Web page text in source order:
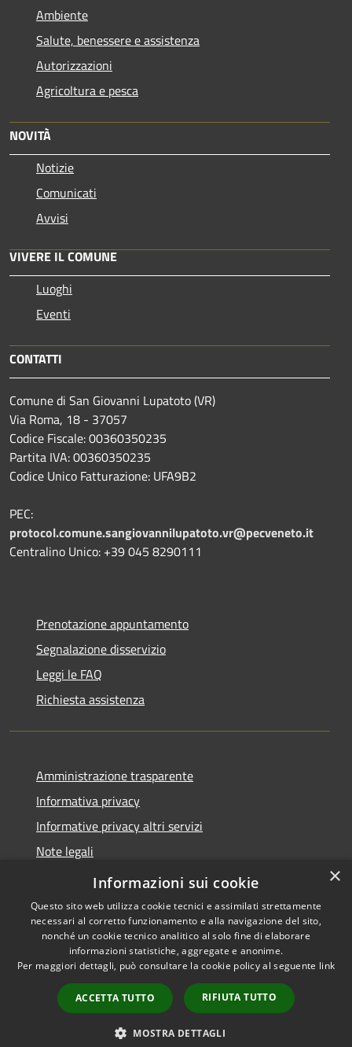
Ambiente
Salute, benessere e assistenza
Autorizzazioni
Agricoltura e pesca
NOVITÀ
Notizie
Comunicati
Avvisi
VIVERE IL COMUNE
Luoghi
Eventi
CONTATTI
Comune di San Giovanni Lupatoto (VR)
Via Roma, 18 - 37057
Codice Fiscale: 00360350235
Partita IVA: 00360350235
Codice Unico Fatturazione: UFA9B2
PEC:
protocol.comune.sangiovannilupatoto.vr@pecveneto.it
Centralino Unico: +39 045 8290111
Prenotazione appuntamento
Segnalazione disservizio
Leggi le FAQ
Richiesta assistenza
Amministrazione trasparente
Informativa privacy
Informative privacy altri servizi
Note legali
Dichiarazione di accessibilità
Accessibilità
Copyright © 2026 • Comune di
San Giovanni Lupatoto •
Powered byMunicipium
Accesso redazione
×
Informazioni sui cookie
Questo sito web utilizza cookie tecnici e assimilati strettamente
necessari al corretto funzionamento e alla navigazione del sito,
nonché un cookie tecnico analitico al solo fine di elaborare
informazioni statistiche, aggregate e anonime.
Per maggiori dettagli, può consultare la cookie policy al seguente link
ACCETTA TUTTO RIFIUTA TUTTO
MOSTRA DETTAGLI